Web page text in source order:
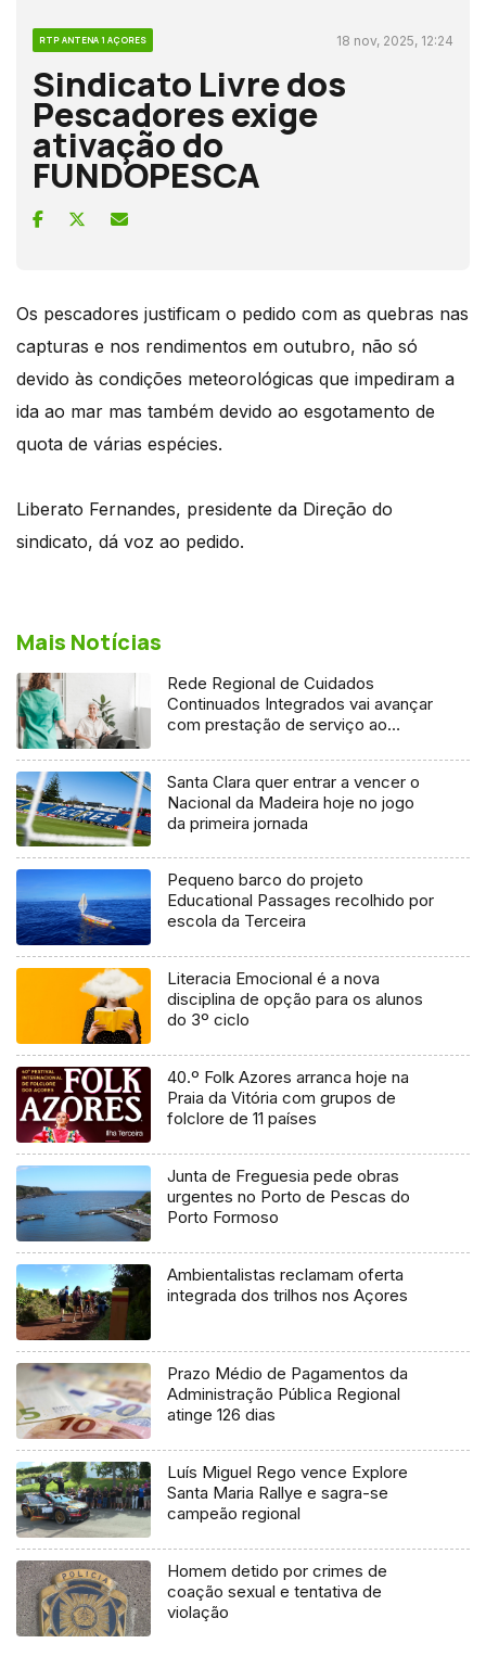
RTP ANTENA 1 AÇORES 18 nov, 2025, 12:24
Sindicato Livre dos
Pescadores exige
ativação do
FUNDOPESCA
Os pescadores justificam o pedido com as quebras nas
capturas e nos rendimentos em outubro, não só
devido às condições meteorológicas que impediram a
ida ao mar mas também devido ao esgotamento de
quota de várias espécies.
Liberato Fernandes, presidente da Direção do
sindicato, dá voz ao pedido.
Mais Notícias
Rede Regional de Cuidados
Continuados Integrados vai avançar
com prestação de serviço ao
Santa Clara quer entrar a vencer o
Nacional da Madeira hoje no jogo
da primeira jornada
Pequeno barco do projeto
Educational Passages recolhido por
escola da Terceira
Literacia Emocional é a nova
disciplina de opção para os alunos
do 3º ciclo
40.º Folk Azores arranca hoje na
Praia da Vitória com grupos de
folclore de 11 países
Junta de Freguesia pede obras
urgentes no Porto de Pescas do
Porto Formoso
Ambientalistas reclamam oferta
integrada dos trilhos nos Açores
Prazo Médio de Pagamentos da
Administração Pública Regional
atinge 126 dias
Luís Miguel Rego vence Explore
Santa Maria Rallye e sagra-se
campeão regional
Homem detido por crimes de
coação sexual e tentativa de
violação